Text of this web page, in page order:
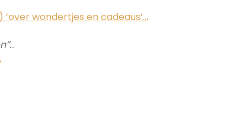
‘over wondertjes en cadeaus’...
…